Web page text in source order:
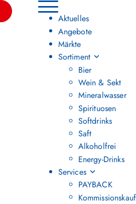
Hauptmenü umschalten
Aktuelles
Angebote
Märkte
Sortiment
Bier
Wein & Sekt
Mineralwasser
Spirituosen
Softdrinks
Saft
Alkoholfrei
Energy-Drinks
Services
PAYBACK
Kommissionskauf